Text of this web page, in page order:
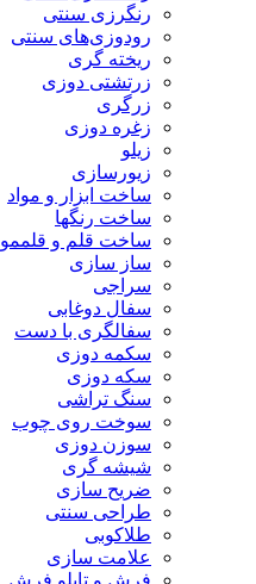
رنگرزی سنتی
رودوزی‌های سنتی
ریخته گری
زرتشتی دوزی
زرگری
زغره دوزی
زیلو
زیورسازی
ساخت ابزار و مواد
ساخت رنگها
ساخت قلم و قلممو
ساز سازی
سراجی
سفال دوغابی
سفالگری با دست
سکمه دوزی
سکه دوزی
سنگ تراشی
سوخت روی چوب
سوزن دوزی
شیشه گری
ضریح سازی
طراحی سنتی
طلاکوبی
علامت سازی